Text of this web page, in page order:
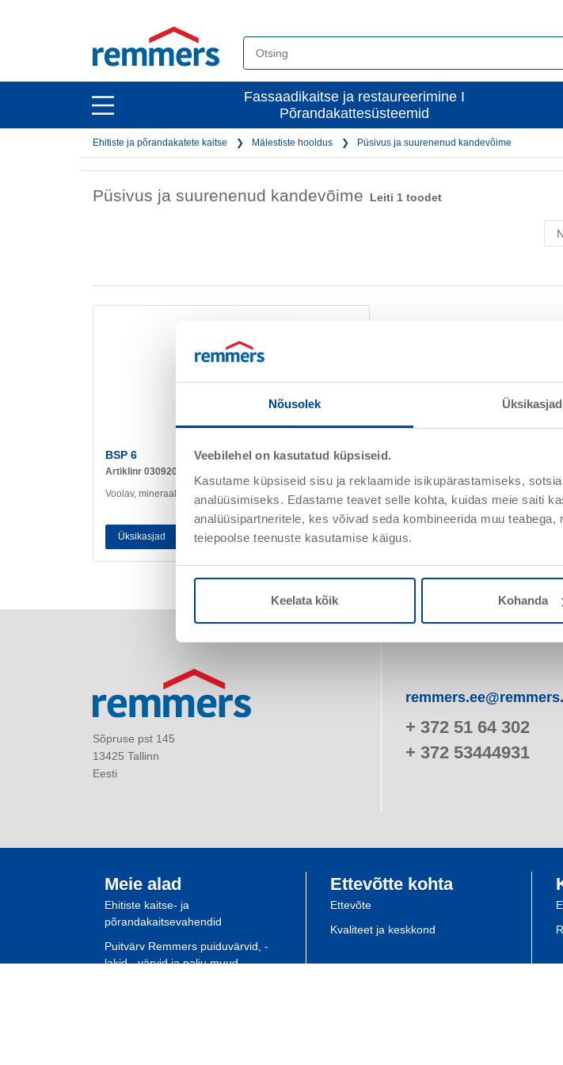
Nõusolek Üksikasjad
Veebilehel on kasutatud küpsiseid.
Kasutame küpsiseid sisu ja reklaamide isikupärastamiseks,
analüüsimiseks. Edastame teavet selle kohta, kuidas meie saiti
analüüsipartneritele, kes võivad seda kombineerida muu
teiepoolse teenuste kasutamise käigus.
Keelata kõik Kohanda
open
main
navigation
open
main
navigation
Fassaadikaitse ja restaureerimine I
Põrandakattesüsteemid
Ehitiste ja põrandakatete kaitse Mälestiste hooldus Püsivus ja suurenenud kandevõime
Püsivus ja suurenenud kandevõime Leiti 1 toodet
BSP 6
Artiklinr 030920
Voolav, mineraalne täite- ja injektsioonimört
Üksikasjad
Sõpruse pst 145
13425 Tallinn
Eesti
+ 372 51 64 302
+ 372 53444931
Meie alad
Ehitiste kaitse- ja
põrandakaitsevahendid
Puitvärv Remmers puiduvärvid, -
lakid, -värvid ja palju muud
Ettevõtte kohta
Ettevõte
Kvaliteet ja keskkond